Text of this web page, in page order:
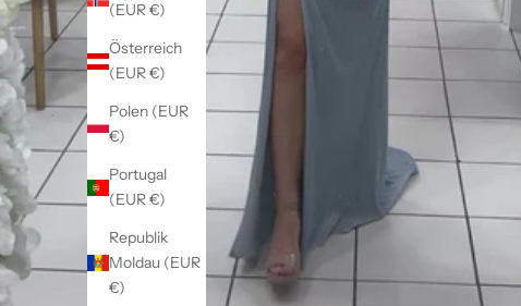
(EUR €)
Österreich
(EUR €)
Polen (EUR
€)
Portugal
(EUR €)
Republik
Moldau (EUR
€)